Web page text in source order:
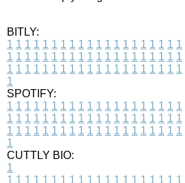
BITLY:
1 1 1 1 1 1 1 1 1 1 1 1 1 1 1 1 1 1 1 1
1 1 1 1 1 1 1 1 1 1 1 1 1 1 1 1 1 1 1 1
1 1 1 1 1 1 1 1 1 1 1 1 1 1 1 1 1 1 1 1
1
SPOTIFY:
1 1 1 1 1 1 1 1 1 1 1 1 1 1 1 1 1 1 1 1
1 1 1 1 1 1 1 1 1 1 1 1 1 1 1 1 1 1 1 1
1 1 1 1 1 1 1 1 1 1 1 1 1 1 1 1 1 1 1 1
1
CUTTLY BIO:
1
1 1 1 1 1 1 1 1 1 1 1 1 1 1 1 1 1 1 1 1